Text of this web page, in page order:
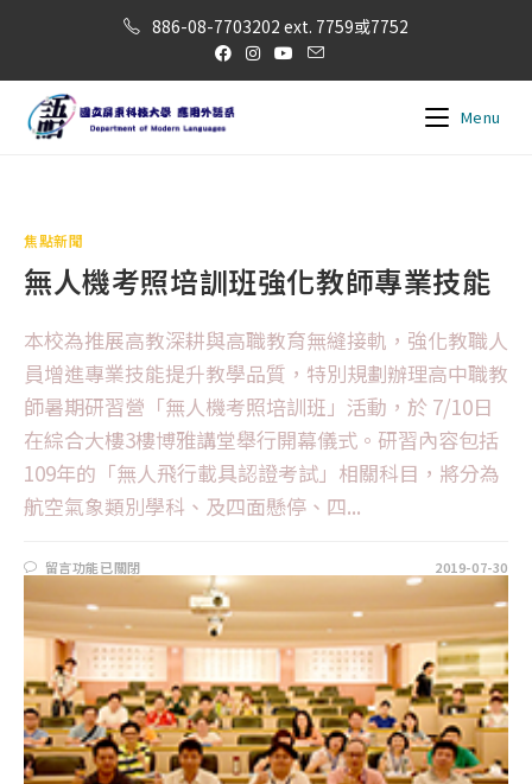
886-08-7703202 ext. 7759或7752
Menu
焦點新聞
無人機考照培訓班強化教師專業技能
本校為推展高教深耕與高職教育無縫接軌，強化教職人
員增進專業技能提升教學品質，特別規劃辦理高中職教
師暑期研習營「無人機考照培訓班」活動，於 7/10日
在綜合大樓3樓博雅講堂舉行開幕儀式。研習內容包括
109年的「無人飛行載具認證考試」相關科目，將分為
航空氣象類別學科、及四面懸停、四...
留言功能已關閉 2019-07-30